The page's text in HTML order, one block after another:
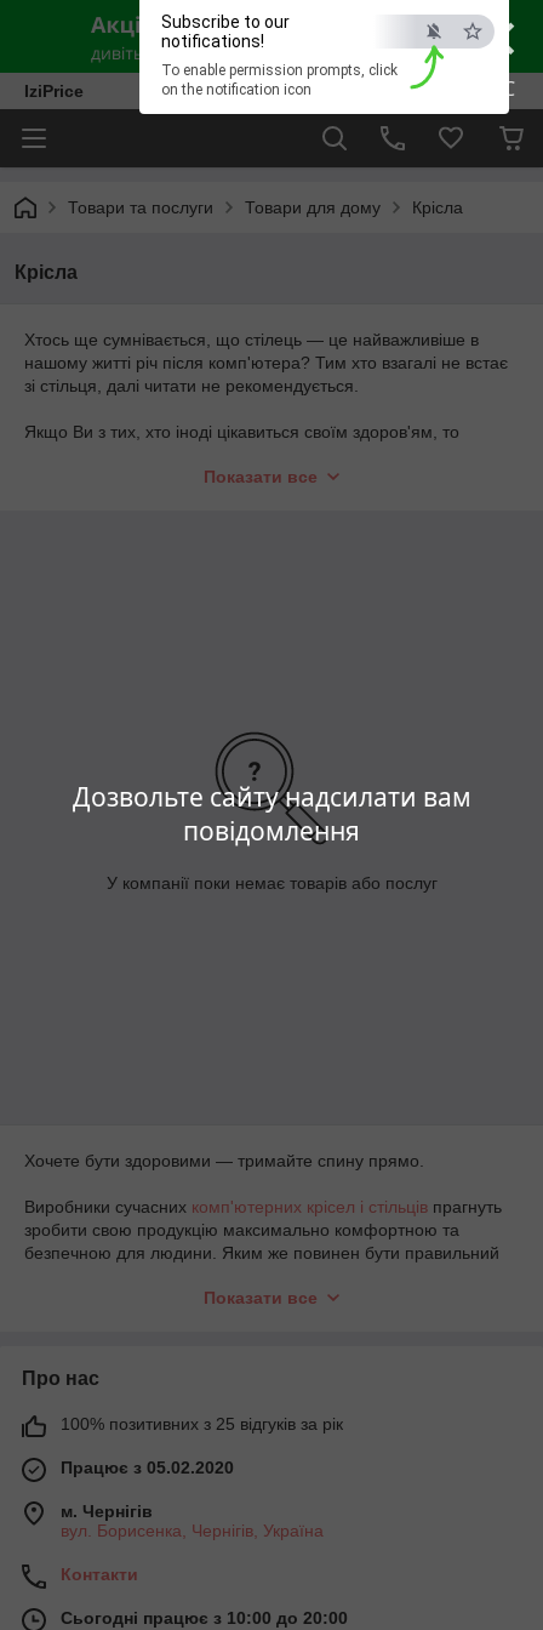
×
ESC
Дозвольте сайту надсилати вам
повідомлення
Subscribe to our
notifications!
To enable permission prompts, click
on the notification icon
IziPrice
Товари та послуги Товари для дому Крісла
Крісла
Хтось ще сумнівається, що стілець — це найважливіше в
нашому житті річ після комп'ютера? Тим хто взагалі не встає
зі стільця, далі читати не рекомендується.
Якщо Ви з тих, хто іноді цікавиться своїм здоров'ям, то
зображеннями на картинці? Правильно, між першими -
Показати все
У компанії поки немає товарів або послуг
Хочете бути здоровими — тримайте спину прямо.
Виробники сучасних комп'ютерних крісел і стільців прагнуть
зробити свою продукцію максимально комфортною та
безпечною для людини. Яким же повинен бути правильний
Для роботи сидячи за комп'ютером або за
офісним столом
невеликий нахил сидіння вперед. В крайньому випадку,
сидіння повинне бути горизонтальним. Нахил сидіння тому
неприпустимий — у цьому випадку спина обов'язково буде
викривлена.
Чому всі лікарі твердять, що спина повинна бути рівною? Це
Кров безпосередньо до міжхребетним тканин не надходить і
життєдіяльності клітин ці тканини повинні знаходиться в
Показати все
Про нас
100% позитивних з 25 відгуків за рік
Працює з 05.02.2020
м. Чернігів
вул. Борисенка, Чернігів, Україна
Контакти
Сьогодні працює з 10:00 до 20:00